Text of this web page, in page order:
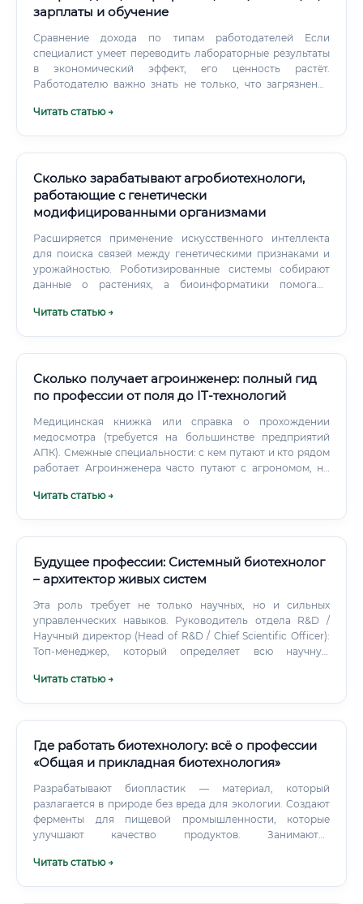
зарплаты и обучение
Сравнение дохода по типам работодателей Если
специалист умеет переводить лабораторные результаты
в экономический эффект, его ценность растёт.
Работодателю важно знать не только, что загрязнение
выбранной технологии.
Читать статью →
Сколько зарабатывают агробиотехнологи,
работающие с генетически
модифицированными организмами
Расширяется применение искусственного интеллекта
для поиска связей между генетическими признаками и
урожайностью. Роботизированные системы собирают
данные о растениях, а биоинформатики помогают
рынок формируют биологические средства защиты и
Читать статью →
Сколько получает агроинженер: полный гид
по профессии от поля до IT-технологий
Медицинская книжка или справка о прохождении
медосмотра (требуется на большинстве предприятий
АПК). Смежные специальности: с кем путают и кто рядом
работает Агроинженера часто путают с агрономом, но
связке. Он решает, что сеять, когда сеять и как ухаживать
Читать статью →
Будущее профессии: Системный биотехнолог
– архитектор живых систем
Эта роль требует не только научных, но и сильных
управленческих навыков. Руководитель отдела R&D /
Научный директор (Head of R&D / Chief Scientific Officer):
Топ-менеджер, который определяет всю научную
направления для исследований и разработок. Зарплата:
Читать статью →
Где работать биотехнологу: всё о профессии
«Общая и прикладная биотехнология»
Разрабатывают биопластик — материал, который
разлагается в природе без вреда для экологии. Создают
ферменты для пищевой промышленности, которые
улучшают качество продуктов. Занимаются
водоёмов с помощью микроорганизмов.
Читать статью →